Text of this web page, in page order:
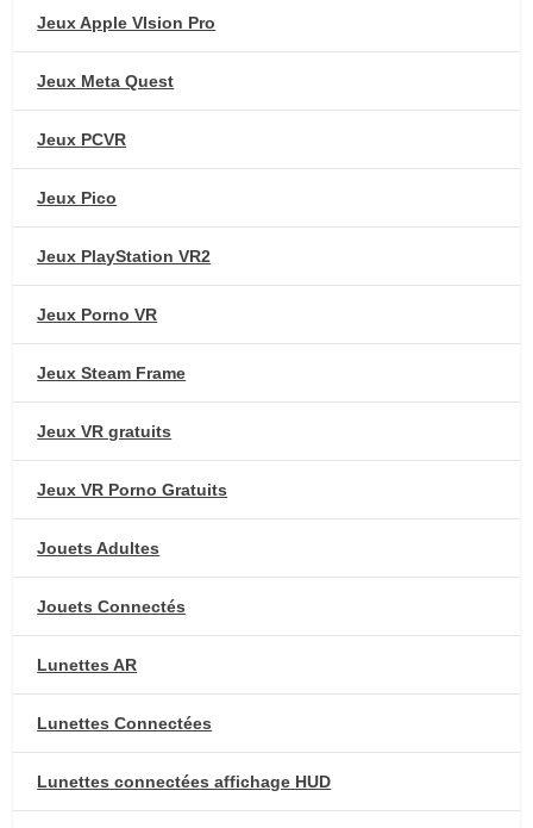
Jeux Apple VIsion Pro
Jeux Meta Quest
Jeux PCVR
Jeux Pico
Jeux PlayStation VR2
Jeux Porno VR
Jeux Steam Frame
Jeux VR gratuits
Jeux VR Porno Gratuits
Jouets Adultes
Jouets Connectés
Lunettes AR
Lunettes Connectées
Lunettes connectées affichage HUD